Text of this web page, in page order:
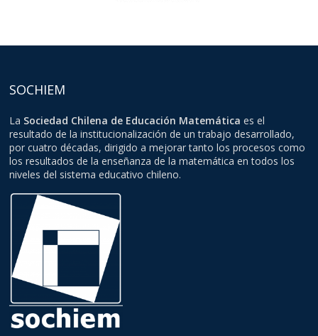
SOCHIEM
La Sociedad Chilena de Educación Matemática es el
resultado de la institucionalización de un trabajo desarrollado,
por cuatro décadas, dirigido a mejorar tanto los procesos como
los resultados de la enseñanza de la matemática en todos los
niveles del sistema educativo chileno.